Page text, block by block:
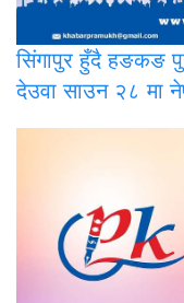
सिंगापुर हुँदै हङकङ
देउवा साउन २८ मा